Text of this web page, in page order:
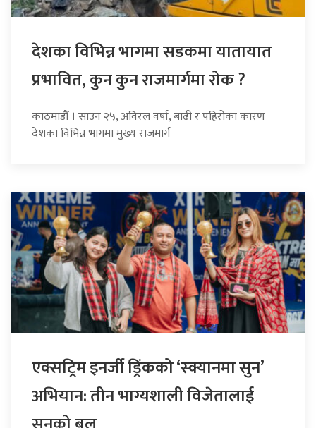
देशका विभिन्न भागमा सडकमा यातायात
प्रभावित, कुन कुन राजमार्गमा रोक ?
काठमाडौँ । साउन २५, अविरल वर्षा, बाढी र पहिरोका कारण
देशका विभिन्न भागमा मुख्य राजमार्ग
एक्सट्रिम इनर्जी ड्रिंकको ‘स्क्यानमा सुन’
अभियान: तीन भाग्यशाली विजेतालाई